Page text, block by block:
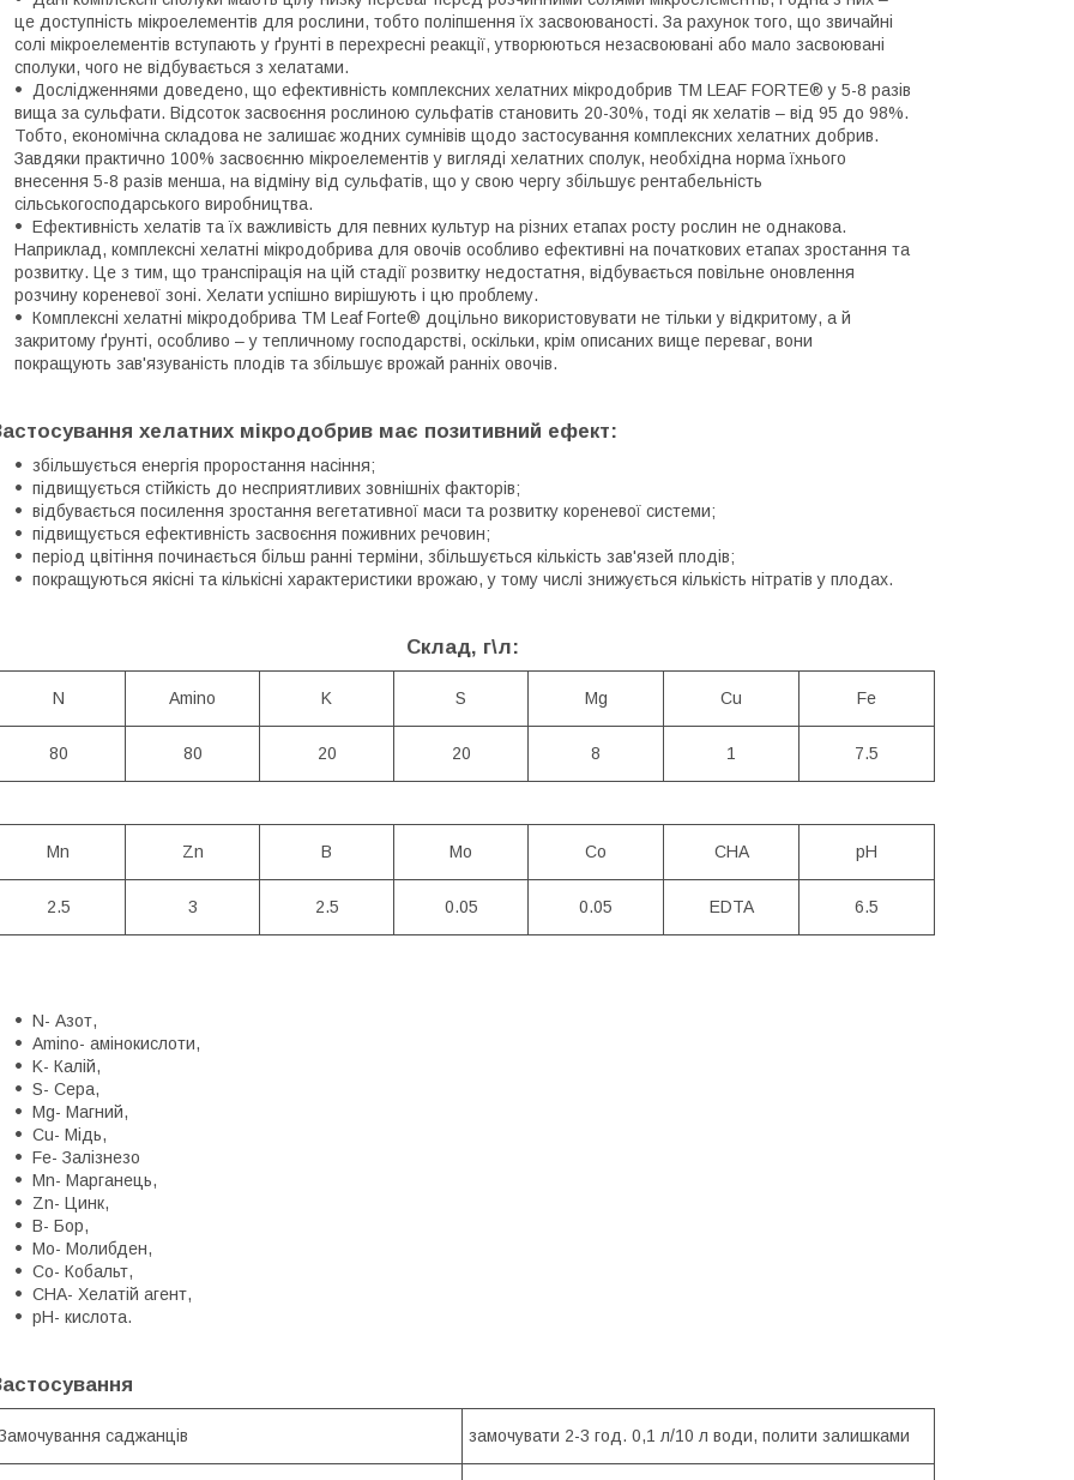
це доступність мікроелементів для рослини, тобто поліпшення їх засвоюваності. За рахунок того, що звичайні
солі мікроелементів вступають у ґрунті в перехресні реакції, утворюються незасвоювані або мало засвоювані
сполуки, чого не відбувається з хелатами.
Дослідженнями доведено, що ефективність комплексних хелатних мікродобрив ТМ LEAF FORTE® у 5-8 разів
вища за сульфати. Відсоток засвоєння рослиною сульфатів становить 20-30%, тоді як хелатів – від 95 до 98%.
Тобто, економічна складова не залишає жодних сумнівів щодо застосування комплексних хелатних добрив.
Завдяки практично 100% засвоєнню мікроелементів у вигляді хелатних сполук, необхідна норма їхнього
внесення 5-8 разів менша, на відміну від сульфатів, що у свою чергу збільшує рентабельність
сільськогосподарського виробництва.
Ефективність хелатів та їх важливість для певних культур на різних етапах росту рослин не однакова.
Наприклад, комплексні хелатні мікродобрива для овочів особливо ефективні на початкових етапах зростання та
розвитку. Це з тим, що транспірація на цій стадії розвитку недостатня, відбувається повільне оновлення
розчину кореневої зоні. Хелати успішно вирішують і цю проблему.
Комплексні хелатні мікродобрива ТМ Leaf Forte® доцільно використовувати не тільки у відкритому, а й
закритому ґрунті, особливо – у тепличному господарстві, оскільки, крім описаних вище переваг, вони
покращують зав'язуваність плодів та збільшує врожай ранніх овочів.
хелатних мікродобрив має позитивний ефект:
збільшується енергія проростання насіння;
підвищується стійкість до несприятливих зовнішніх факторів;
відбувається посилення зростання вегетативної маси та розвитку кореневої системи;
підвищується ефективність засвоєння поживних речовин;
період цвітіння починається більш ранні терміни, збільшується кількість зав'язей плодів;
покращуються якісні та кількісні характеристики врожаю, у тому числі знижується кількість нітратів у плодах.
Склад, г\л:
N Amino K S Mg Cu Fe
80 80 20 20 8 1 7.5
Mn Zn B Mo Co CHA рН
2.5 3 2.5 0.05 0.05 EDTA 6.5
N- Азот,
Amino- амінокислоти,
K- Калій,
S- Сера,
Mg- Магний,
Cu- Мідь,
Fe- Залізнезо
Mn- Марганець,
Zn- Цинк,
B- Бор,
Mo- Молибден,
Co- Кобальт,
CHA- Хелатій агент,
pH- кислота.
саджанців замочувати 2-3 год. 0,1 л/10 л води, полити залишками